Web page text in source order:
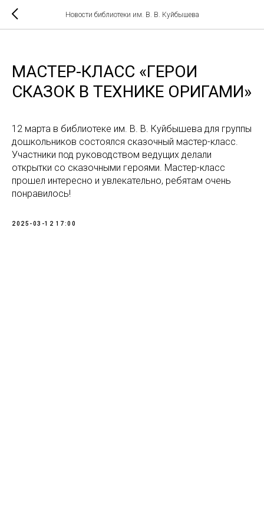
Новости библиотеки им. В. В. Куйбышева
МАСТЕР-КЛАСС «ГЕРОИ
СКАЗОК В ТЕХНИКЕ ОРИГАМИ»
12 марта в библиотеке им. В. В. Куйбышева для группы
дошкольников состоялся сказочный мастер-класс.
Участники под руководством ведущих делали
открытки со сказочными героями. Мастер-класс
прошел интересно и увлекательно, ребятам очень
понравилось!
2025-03-12 17:00